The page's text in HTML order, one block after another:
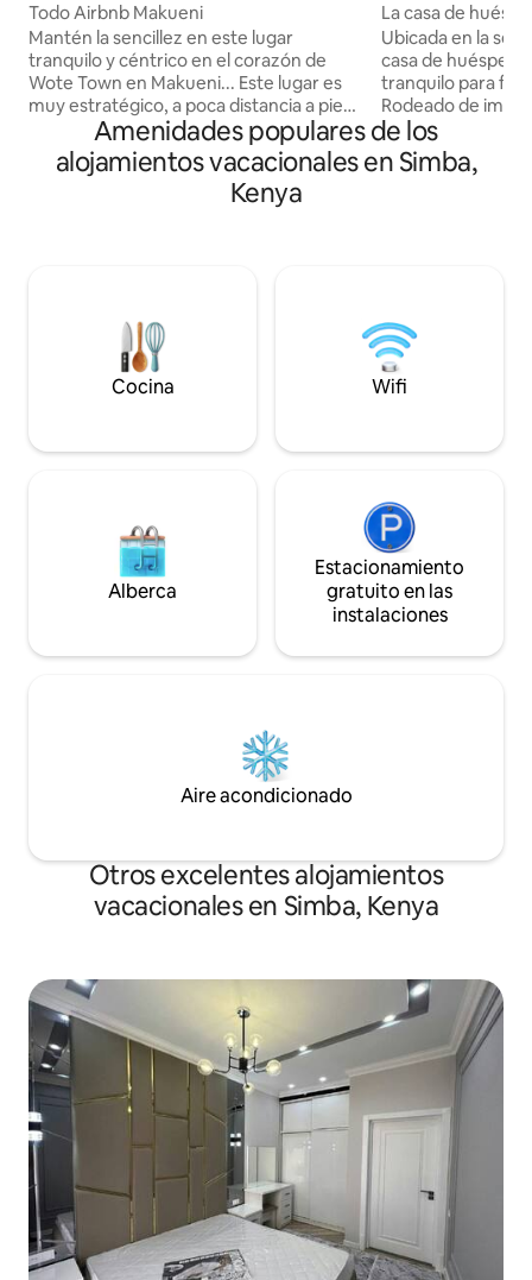
Todo Airbnb Makueni
Mantén la sencillez en este lugar
tranquilo y céntrico en el corazón de
Wote Town en Makueni... Este lugar es
muy estratégico, a poca distancia a pie
de la ciudad... al Centro Huduma
Makueni, a la mayoría de las oficinas
gubernamentales, y justo cerca del
de oficina ordenada. Nota: Puedes
disfrutar de los alimentos en el CBD de
Wote y volver.
La casa de
Ubicada en la
casa de
tranquilo para
Rodeado de
ofrece una
a través de la
actividades
la amabilidad del
respira el aire
saborea la vida
Amenidades populares de los
alojamientos vacacionales en Simba,
Kenya
Cocina Wifi
Alberca
Estacionamiento
gratuito en las
instalaciones
Aire acondicionado
Otros excelentes alojamientos
vacacionales en Simba, Kenya